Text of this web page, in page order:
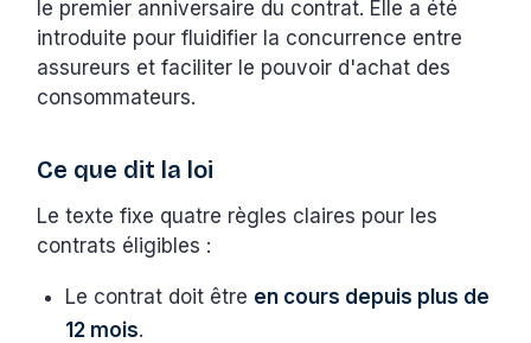
le premier anniversaire du contrat. Elle a été
introduite pour fluidifier la concurrence entre
assureurs et faciliter le pouvoir d'achat des
consommateurs.
Ce que dit la loi
Le texte fixe quatre règles claires pour les
contrats éligibles :
Le contrat doit être en cours depuis plus de
12 mois.